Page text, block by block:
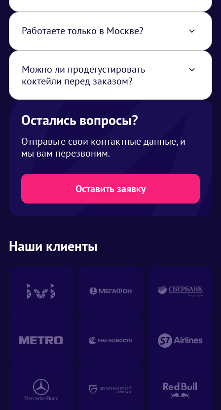
пиво
Работаете только в Москве?
стоимость услуги закладывается логистика
из Москвы
Можно ли продегустировать
коктейли перед заказом?
(баре) или организуем выездную дегустацию
в удобном для вас месте
Остались вопросы?
Отправьте свои контактные данные, и
мы вам перезвоним.
Оставить заявку
Наши клиенты